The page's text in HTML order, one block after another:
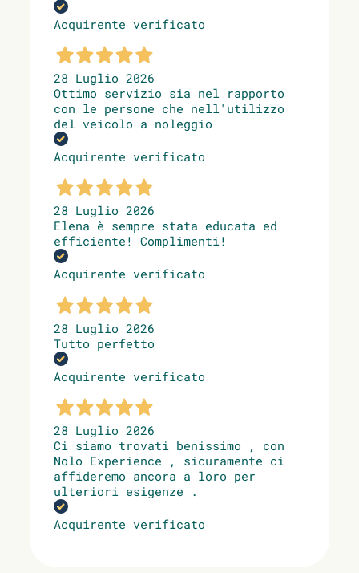
Acquirente verificato
28 Luglio 2026
Ottimo servizio sia nel rapporto
con le persone che nell'utilizzo
del veicolo a noleggio
Acquirente verificato
28 Luglio 2026
Elena è sempre stata educata ed
efficiente! Complimenti!
Acquirente verificato
28 Luglio 2026
Tutto perfetto
Acquirente verificato
28 Luglio 2026
Ci siamo trovati benissimo , con
Nolo Experience , sicuramente ci
affideremo ancora a loro per
ulteriori esigenze .
Acquirente verificato